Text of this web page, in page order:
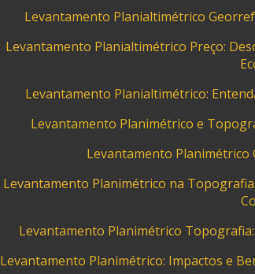
Levantamento Planialtimétrico
Levantamento Planialtimétrico Preço:
Levantamento Planialtimétrico:
Levantamento Planimétrico e
Levantamento Planimétrico
Levantamento Planimétrico na
Levantamento Planimétrico
Levantamento Planimétrico: Impactos e